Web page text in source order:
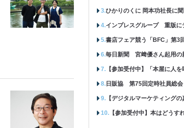
ひかりのくに 岡本功社長に
インプレスグループ 重版に
書店フェア競う「BFC」第3
毎日新聞 宮﨑優さん起用の
【参加受付中】「本屋に人
日販協 第75回定時社員総
【デジタルマーケティング
【参加受付中】本はどうす